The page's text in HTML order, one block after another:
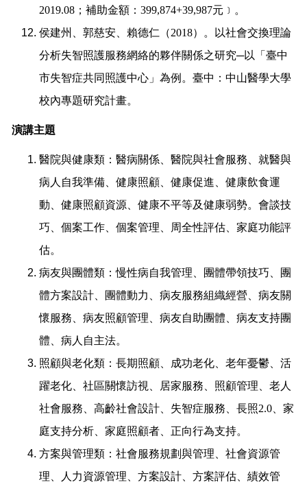
2019.08 ；補助金額： 399,874+39,987元﹞。
侯建州、郭慈安、賴德仁（2018）。以社會交換理論
分析失智照護服務網絡的夥伴關係之研究─以「臺中
市失智症共同照護中心」為例。臺中：中山醫學大學
校內專題研究計畫。
演講主題
醫院與健康類：醫病關係、醫院與社會服務、就醫與
病人自我準備、健康照顧、健康促進、健康飲食運
動、健康照顧資源、健康不平等及健康弱勢。會談技
巧、個案工作、個案管理、周全性評估、家庭功能評
估。
病友與團體類：慢性病自我管理、團體帶領技巧、團
體方案設計、團體動力、病友服務組織經營、病友關
懷服務、病友照顧管理、病友自助團體、病友支持團
體、病人自主法。
照顧與老化類：長期照顧、成功老化、老年憂鬱、活
躍老化、社區關懷訪視、居家服務、照顧管理、老人
社會服務、高齡社會設計、失智症服務、長照2.0 、家
庭支持分析、家庭照顧者、正向行為支持。
方案與管理類：社會服務規劃與管理、社會資源管
理、人力資源管理、方案設計、方案評估、績效管